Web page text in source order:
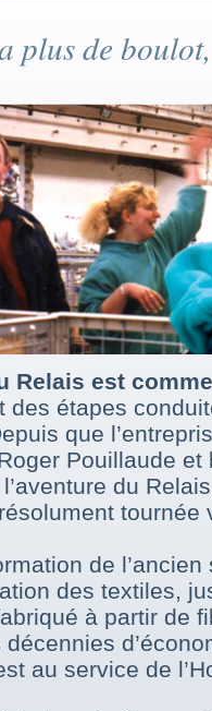
plus de
Relais est
des étapes
que
Pouillaude
du
tournée
de
des textiles,
à partir de
au service de